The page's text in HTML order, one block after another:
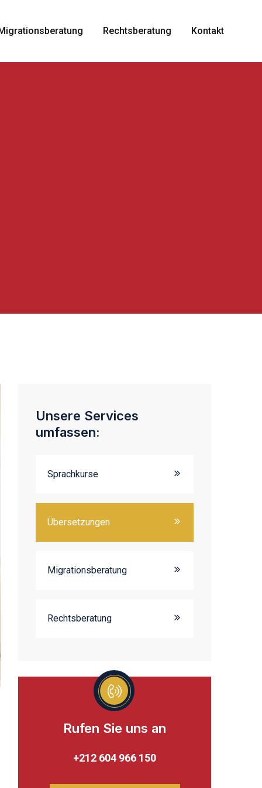
Rechtsberatung Kontakt
Unsere Services
umfassen:
Sprachkurse
Übersetzungen
Migrationsberatung
Rechtsberatung
Rufen Sie uns an
+212 604 966 150